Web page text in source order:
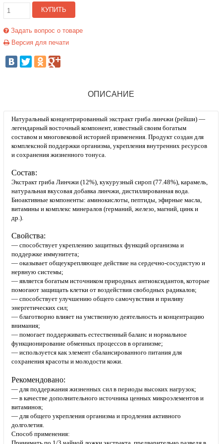
КУПИТЬ
Задать вопрос о товаре
Версия для печати
ОПИСАНИЕ
Натуральный концентрированный экстракт гриба линчжи (рейши) —
легендарный восточный компонент, известный своим богатым
составом и многовековой историей применения. Продукт создан для
комплексной поддержки организма, укрепления внутренних ресурсов
и сохранения жизненного тонуса.
Состав:
Экстракт гриба Линчжи (12%), кукурузный сироп (77.48%), карамель,
натуральная вкусовая добавка линчжи, дистиллированная вода.
Биоактивные компоненты: аминокислоты, пептиды, эфирные масла,
витамины и комплекс минералов (германий, железо, магний, цинк и
др.).
Свойства:
— способствует укреплению защитных функций организма и
поддержке иммунитета;
— оказывает общеукрепляющее действие на сердечно-сосудистую и
нервную системы;
— является богатым источником природных антиоксидантов, которые
помогают защищать клетки от воздействия свободных радикалов;
— способствует улучшению общего самочувствия и приливу
энергетических сил;
— благотворно влияет на умственную деятельность и концентрацию
внимания;
— помогает поддерживать естественный баланс и нормальное
функционирование обменных процессов в организме;
— используется как элемент сбалансированного питания для
сохранения красоты и молодости кожи.
Рекомендовано:
— для поддержания жизненных сил в периоды высоких нагрузок;
— в качестве дополнительного источника ценных микроэлементов и
витаминов;
— для общего укрепления организма и продления активного
долголетия.
Способ применения: